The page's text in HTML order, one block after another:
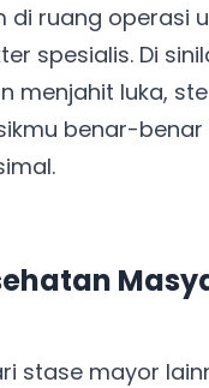
di ruang operasi
spesialis. Di
menjahit luka,
benar-
stase mayor